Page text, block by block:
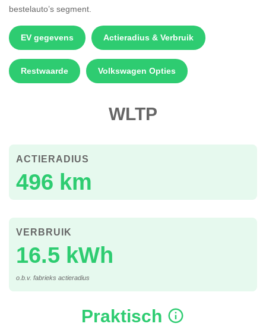
bestelauto’s segment.
EV gegevens Actieradius & Verbruik
Restwaarde Volkswagen Opties
WLTP
496 km
ACTIERADIUS
16.5 kWh
VERBRUIK
o.b.v. fabrieks actieradius
Praktisch